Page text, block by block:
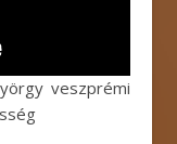
veszprémi